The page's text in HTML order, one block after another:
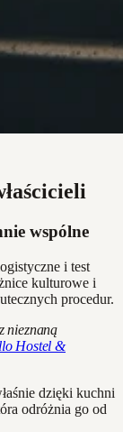
wspólne
i test
kulturowe i
procedur.
nieznaną
Hostel &
dzięki kuchni
odróżnia go od